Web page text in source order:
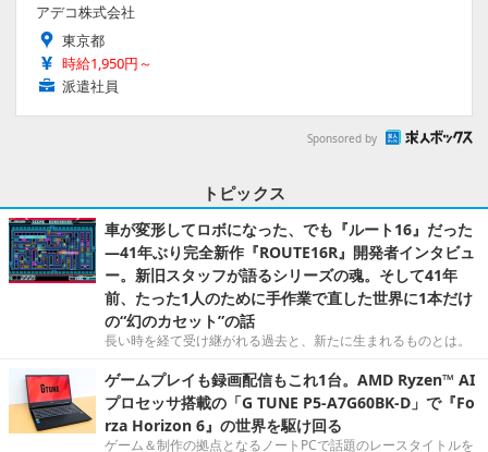
アデコ株式会社
東京都
時給1,950円～
派遣社員
Sponsored by
トピックス
車が変形してロボになった、でも『ルート16』だった
―41年ぶり完全新作『ROUTE16R』開発者インタビュ
ー。新旧スタッフが語るシリーズの魂。そして41年
前、たった1人のために手作業で直した世界に1本だけ
の“幻のカセット”の話
長い時を経て受け継がれる過去と、新たに生まれるものとは。
ゲームプレイも録画配信もこれ1台。AMD Ryzen™ AI
プロセッサ搭載の「G TUNE P5-A7G60BK-D」で『Fo
rza Horizon 6』の世界を駆け回る
ゲーム＆制作の拠点となるノートPCで話題のレースタイトルを